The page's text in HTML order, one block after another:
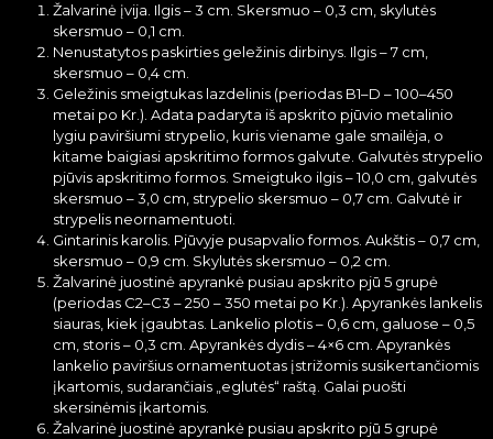
Žalvarinė įvija. Ilgis – 3 cm. Skersmuo – 0,3 cm, skylutės
skersmuo – 0,1 cm.
Nenustatytos paskirties geležinis dirbinys. Ilgis – 7 cm,
skersmuo – 0,4 cm.
Geležinis smeigtukas lazdelinis (periodas B1–D – 100–450
metai po Kr.). Adata padaryta iš apskrito pjūvio metalinio
lygiu paviršiumi strypelio, kuris viename gale smailėja, o
kitame baigiasi apskritimo formos galvute. Galvutės strypelio
pjūvis apskritimo formos. Smeigtuko ilgis – 10,0 cm, galvutės
skersmuo – 3,0 cm, strypelio skersmuo – 0,7 cm. Galvutė ir
strypelis neornamentuoti.
Gintarinis karolis. Pjūvyje pusapvalio formos. Aukštis – 0,7 cm,
skersmuo – 0,9 cm. Skylutės skersmuo – 0,2 cm.
Žalvarinė juostinė apyrankė pusiau apskrito pjū 5 grupė
(periodas C2–C3 – 250 – 350 metai po Kr.). Apyrankės lankelis
siauras, kiek įgaubtas. Lankelio plotis – 0,6 cm, galuose – 0,5
cm, storis – 0,3 cm. Apyrankės dydis – 4×6 cm. Apyrankės
lankelio paviršius ornamentuotas įstrižomis susikertančiomis
įkartomis, sudarančiais „eglutės“ raštą. Galai puošti
skersinėmis įkartomis.
Žalvarinė juostinė apyrankė pusiau apskrito pjū 5 grupė